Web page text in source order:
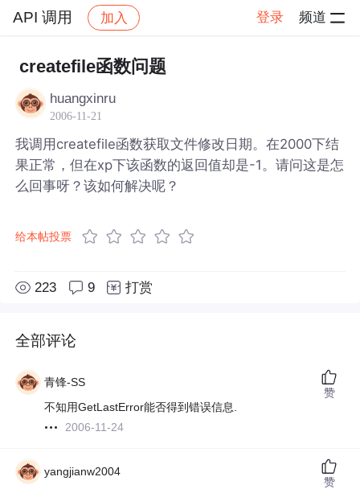
API 调用 加入 登录 频道
API 调用 帖子详情
createfile函数问题
huangxinru
2006-11-21
我调用createfile函数获取文件修改日期。在2000下结
果正常，但在xp下该函数的返回值却是-1。请问这是怎
么回事呀？该如何解决呢？
给本帖投票
223 9 打赏
全部评论
青锋-SS
不知用GetLastError能否得到错误信息.
2006-11-24
赞
yangjianw2004
赞